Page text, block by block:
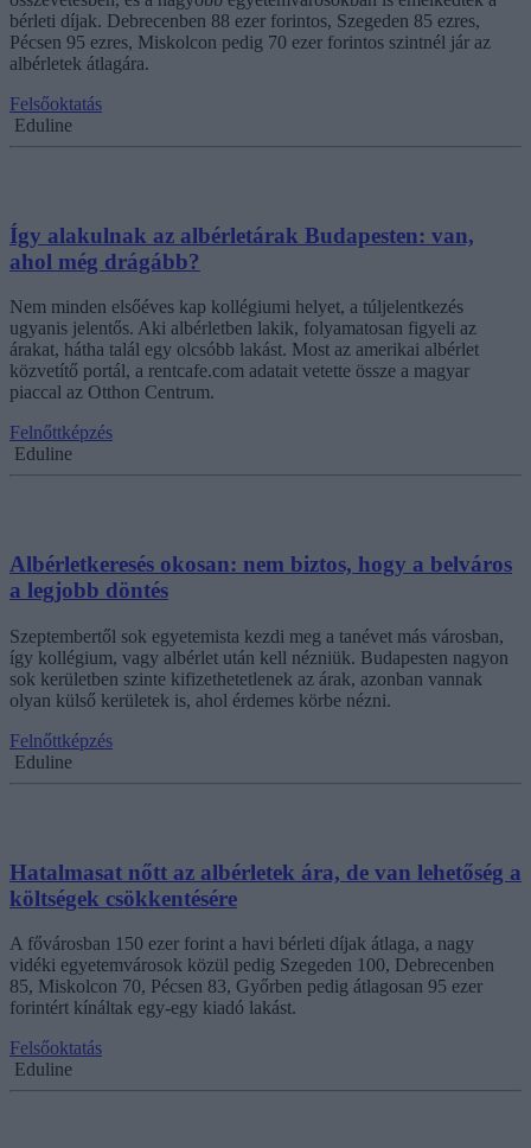
bérleti díjak. Debrecenben 88 ezer forintos, Szegeden 85 ezres,
Pécsen 95 ezres, Miskolcon pedig 70 ezer forintos szintnél jár az
albérletek átlagára.
Felsőoktatás
Eduline
Így alakulnak az albérletárak Budapesten: van,
ahol még drágább?
Nem minden elsőéves kap kollégiumi helyet, a túljelentkezés
ugyanis jelentős. Aki albérletben lakik, folyamatosan figyeli az
árakat, hátha talál egy olcsóbb lakást. Most az amerikai albérlet
közvetítő portál, a rentcafe.com adatait vetette össze a magyar
piaccal az Otthon Centrum.
Felnőttképzés
Eduline
Albérletkeresés okosan: nem biztos, hogy a belváros
a legjobb döntés
Szeptembertől sok egyetemista kezdi meg a tanévet más városban,
így kollégium, vagy albérlet után kell nézniük. Budapesten nagyon
sok kerületben szinte kifizethetetlenek az árak, azonban vannak
olyan külső kerületek is, ahol érdemes körbe nézni.
Felnőttképzés
Eduline
Hatalmasat nőtt az albérletek ára, de van lehetőség a
költségek csökkentésére
A fővárosban 150 ezer forint a havi bérleti díjak átlaga, a nagy
vidéki egyetemvárosok közül pedig Szegeden 100, Debrecenben
85, Miskolcon 70, Pécsen 83, Győrben pedig átlagosan 95 ezer
forintért kínáltak egy-egy kiadó lakást.
Felsőoktatás
Eduline